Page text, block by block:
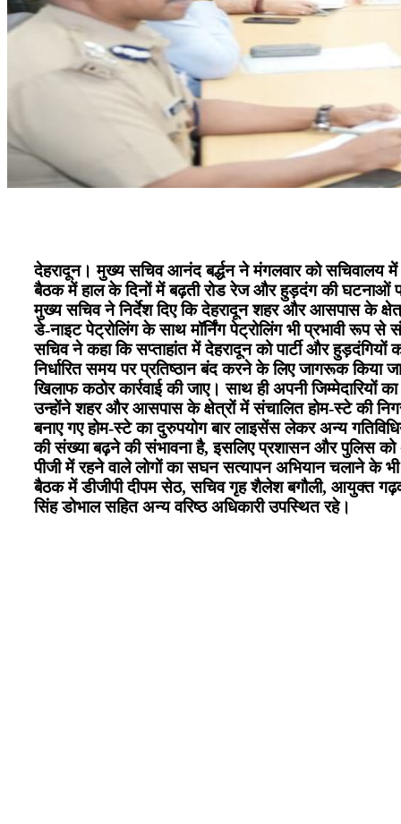
देहरादून। मुख्य सचिव आनंद बर्द्धन ने मंगलवार को सचिवालय
बैठक में हाल के दिनों में बढ़ती रोड रेज और हुड़दंग की घटनाओं पर
मुख्य सचिव ने निर्देश दिए कि देहरादून शहर और आसपास के
डे-नाइट पेट्रोलिंग के साथ मॉर्निंग पेट्रोलिंग भी प्रभावी रूप
सचिव ने कहा कि सप्ताहांत में देहरादून को पार्टी और
निर्धारित समय पर प्रतिष्ठान बंद करने के लिए जागरूक
खिलाफ कठोर कार्रवाई की जाए। साथ ही अपनी जिम्मेदारियों
उन्होंने शहर और आसपास के क्षेत्रों में संचालित होम-स्टे की
बनाए गए होम-स्टे का दुरुपयोग बार लाइसेंस लेकर अन्य
की संख्या बढ़ने की संभावना है, इसलिए प्रशासन और पुलिस
पीजी में रहने वाले लोगों का सघन सत्यापन अभियान चलाने के भी
बैठक में डीजीपी दीपम सेठ, सचिव गृह शैलेश बगौली, आयुक्त
सिंह डोभाल सहित अन्य वरिष्ठ अधिकारी उपस्थित रहे।